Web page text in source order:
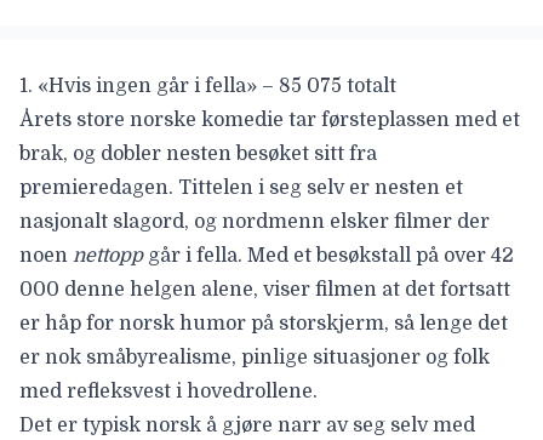
1. «Hvis ingen går i fella» – 85 075 totalt
Årets store norske komedie tar førsteplassen med et
brak, og dobler nesten besøket sitt fra
premieredagen. Tittelen i seg selv er nesten et
nasjonalt slagord, og nordmenn elsker filmer der
noen nettoppgår i fella. Med et besøkstall på over 42
000 denne helgen alene, viser filmen at det fortsatt
er håp for norsk humor på storskjerm, så lenge det
er nok småbyrealisme, pinlige situasjoner og folk
med refleksvest i hovedrollene.
Det er typisk norsk å gjøre narr av seg selv med